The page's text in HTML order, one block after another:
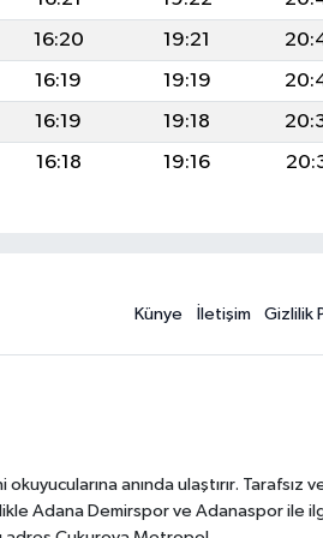
16:20
19:21
16:19
19:19
16:19
19:18
16:18
19:16
Künye İletişim Gizlilik
anında ulaştırır. Tarafsız
Adana Demirspor ve Adanaspor ile